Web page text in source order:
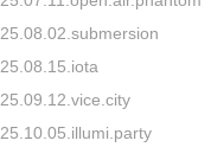
25.08.02.submersion
25.08.15.iota
25.09.12.vice.city
25.10.05.illumi.party